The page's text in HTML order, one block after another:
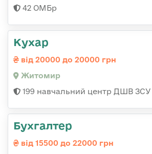
42 ОМБр
Кухар
від 20000 до 20000 грн
Житомир
199 навчальний центр ДШВ ЗСУ
Бухгалтер
від 15500 до 22000 грн